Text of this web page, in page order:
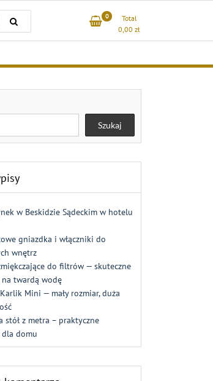
0
Total
0,00 zł
Szukaj
w Beskidzie Sądeckim w hotelu
gniazdka i włączniki do
wnętrz
do filtrów — skuteczne
twardą wodę
Mini — mały rozmiar, duża
stół z metra – praktyczne
domu